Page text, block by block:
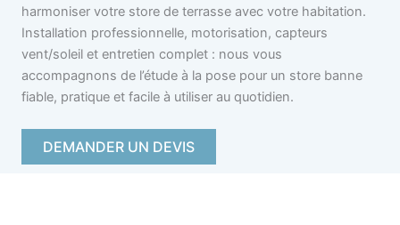
harmoniser votre store de terrasse avec votre habitation.
Installation professionnelle, motorisation, capteurs
vent/soleil et entretien complet : nous vous
accompagnons de l’étude à la pose pour un store banne
fiable, pratique et facile à utiliser au quotidien.
DEMANDER UN DEVIS